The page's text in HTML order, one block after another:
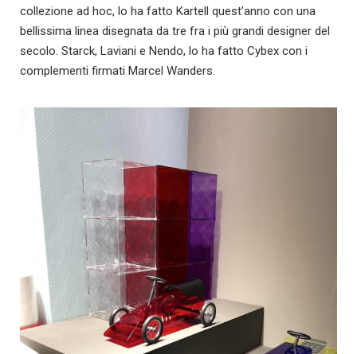
collezione ad hoc, lo ha fatto Kartell quest’anno con una
bellissima linea disegnata da tre fra i più grandi designer del
secolo. Starck, Laviani e Nendo, lo ha fatto Cybex con i
complementi firmati Marcel Wanders.